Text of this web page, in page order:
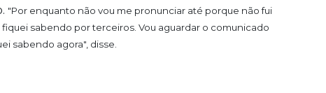
"Por enquanto não vou me pronunciar até porque não fui
sabendo por terceiros. Vou aguardar o comunicado
sabendo agora", disse.